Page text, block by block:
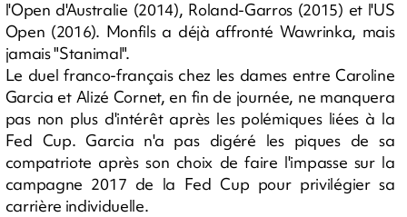
l'Open d'Australie (2014), Roland-Garros (2015) et l'US
Open (2016). Monfils a déjà affronté Wawrinka, mais
jamais "Stanimal".
Le duel franco-français chez les dames entre Caroline
Garcia et Alizé Cornet, en fin de journée, ne manquera
pas non plus d'intérêt après les polémiques liées à la
Fed Cup. Garcia n'a pas digéré les piques de sa
compatriote après son choix de faire l'impasse sur la
campagne 2017 de la Fed Cup pour privilégier sa
carrière individuelle.